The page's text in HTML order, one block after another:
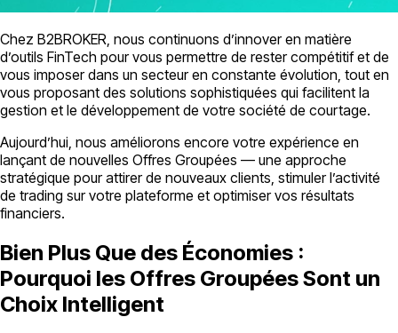
Chez B2BROKER, nous continuons d’innover en matière
d’outils FinTech pour vous permettre de rester compétitif et de
vous imposer dans un secteur en constante évolution, tout en
vous proposant des solutions sophistiquées qui facilitent la
gestion et le développement de votre société de courtage.
Aujourd’hui, nous améliorons encore votre expérience en
lançant de nouvelles Offres Groupées — une approche
stratégique pour attirer de nouveaux clients, stimuler l’activité
de trading sur votre plateforme et optimiser vos résultats
financiers.
Bien Plus Que des Économies :
Pourquoi les Offres Groupées Sont un
Choix Intelligent